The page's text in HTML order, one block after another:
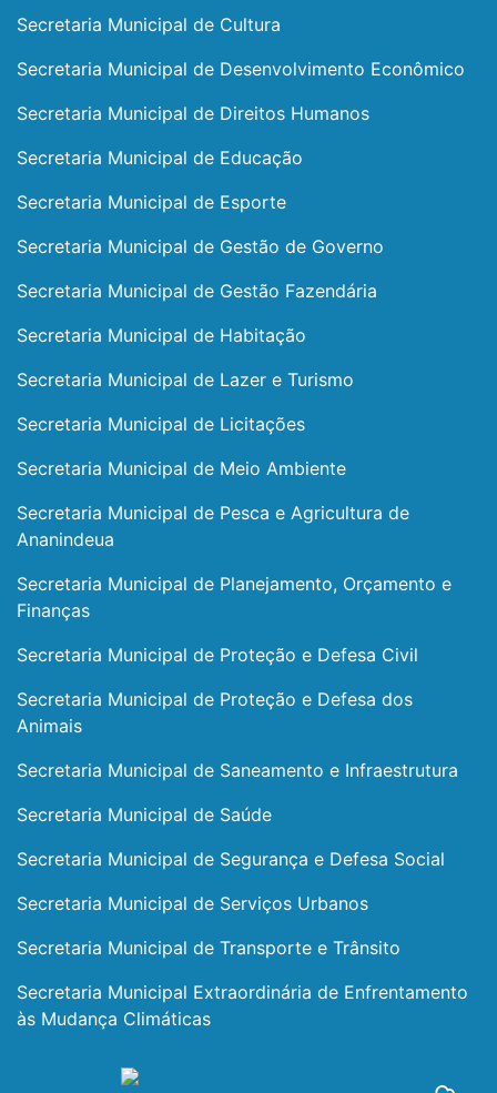
Secretaria Municipal de Cultura
Secretaria Municipal de Desenvolvimento Econômico
Secretaria Municipal de Direitos Humanos
Secretaria Municipal de Educação
Secretaria Municipal de Esporte
Secretaria Municipal de Gestão de Governo
Secretaria Municipal de Gestão Fazendária
Secretaria Municipal de Habitação
Secretaria Municipal de Lazer e Turismo
Secretaria Municipal de Licitações
Secretaria Municipal de Meio Ambiente
Secretaria Municipal de Pesca e Agricultura de
Ananindeua
Secretaria Municipal de Planejamento, Orçamento e
Finanças
Secretaria Municipal de Proteção e Defesa Civil
Secretaria Municipal de Proteção e Defesa dos
Animais
Secretaria Municipal de Saneamento e Infraestrutura
Secretaria Municipal de Saúde
Secretaria Municipal de Segurança e Defesa Social
Secretaria Municipal de Serviços Urbanos
Secretaria Municipal de Transporte e Trânsito
Secretaria Municipal Extraordinária de Enfrentamento
às Mudança Climáticas